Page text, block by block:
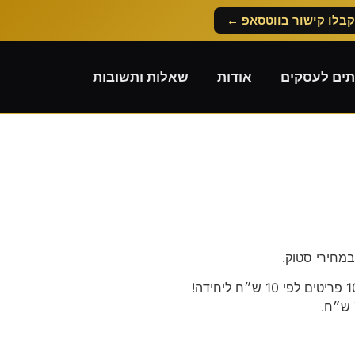
קבלו קישור בווטסאפ ←
לעסקים אודות שאלות ותשובות
סטוק.